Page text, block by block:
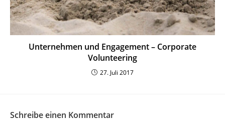
Unter­nehmen und Enga­gement – Corporate
Volunteering
27. Juli 2017
Schreibe einen Kommentar